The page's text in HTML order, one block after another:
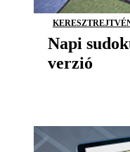
Napi
verzió